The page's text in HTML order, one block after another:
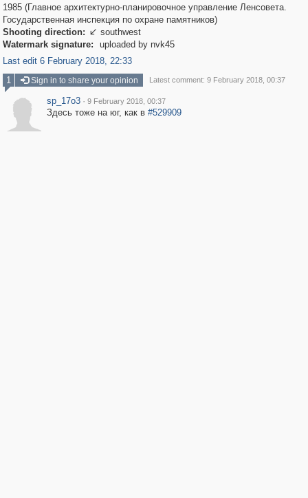
1985 (Главное архитектурно-планировочное управление Ленсовета.
Государственная инспекция по охране памятников)
Shooting direction:  southwest
Watermark signature:
uploaded by nvk45
Last edit 6 February 2018, 22:33
1
Sign in to share your opinion Latest comment: 9 February 2018, 00:37
sp_17o3 · 9 February 2018, 00:37
Здесь тоже на юг, как в #529909